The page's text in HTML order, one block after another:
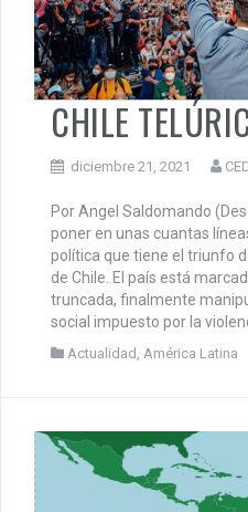
CHILE
diciembre 21, 2021
Por Angel Saldomando
poner en unas cuantas
política que tiene el triunfo
de Chile. El país está
truncada, finalmente
social impuesto por la
Actualidad América Latina